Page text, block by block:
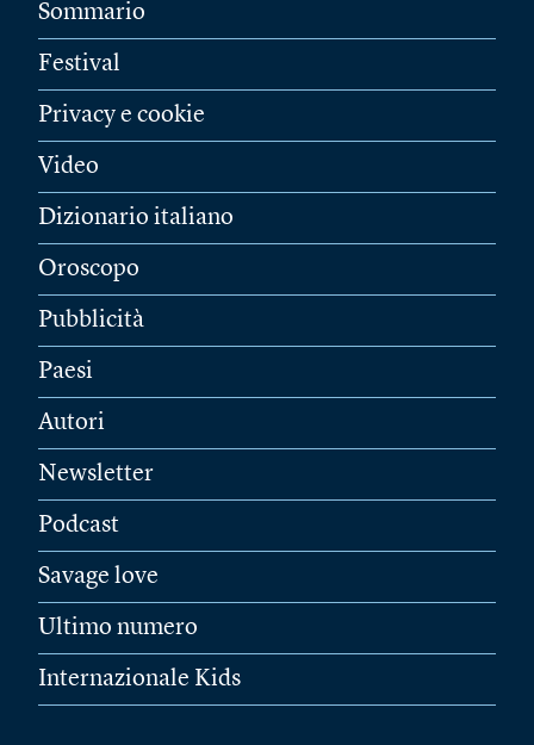
Sommario
Festival
Privacy e cookie
Video
Dizionario italiano
Oroscopo
Pubblicità
Paesi
Autori
Newsletter
Podcast
Savage love
Ultimo numero
Internazionale Kids